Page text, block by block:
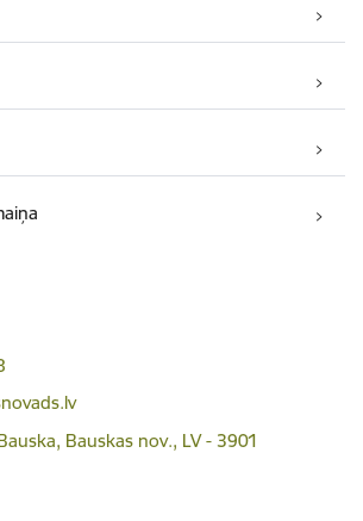
Bauskas nov., LV - 3901